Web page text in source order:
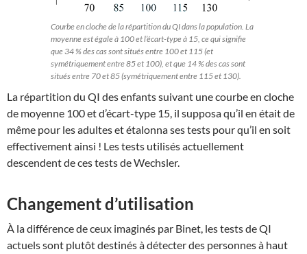
Courbe en cloche de la répartition du QI dans la population. La
moyenne est égale à 100 et l’écart-type à 15, ce qui signifie
que 34 % des cas sont situés entre 100 et 115 (et
symétriquement entre 85 et 100), et que 14 % des cas sont
situés entre 70 et 85 (symétriquement entre 115 et 130).
La répartition du QI des enfants suivant une courbe en cloche
de moyenne 100 et d’écart-type 15, il supposa qu’il en était de
même pour les adultes et étalonna ses tests pour qu’il en soit
effectivement ainsi ! Les tests utilisés actuellement
descendent de ces tests de Wechsler.
Changement d’utilisation
À la différence de ceux imaginés par Binet, les tests de QI
actuels sont plutôt destinés à détecter des personnes à haut